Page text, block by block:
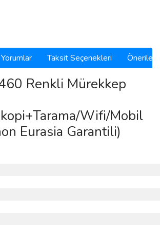
Yorumlar Taksit Seçenekleri
Renkli Mürekkep
Wifi/Mobil
Eurasia Garantili)